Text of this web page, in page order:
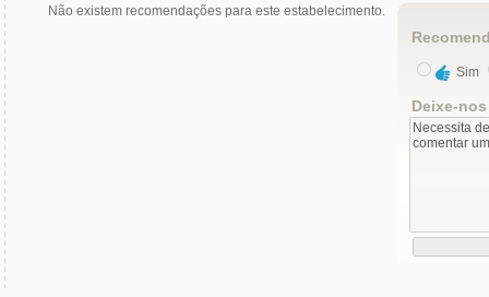
Não existem recomendações para este estabelecimento.
Sim
Deixe-